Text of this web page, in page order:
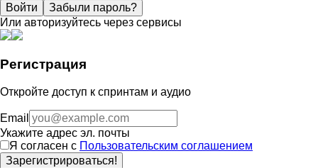
Войти
Забыли пароль?
Или авторизуйтесь через сервисы
Регистрация
Откройте доступ к спринтам и аудио
Email
Укажите адрес эл. почты
Я согласен с Пользовательским соглашением
Зарегистрироваться!